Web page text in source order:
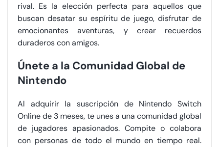
rival. Es la elección perfecta para aquellos que
buscan desatar su espíritu de juego, disfrutar de
emocionantes aventuras, y crear recuerdos
duraderos con amigos.
Únete a la Comunidad Global de
Nintendo
Al adquirir la suscripción de Nintendo Switch
Online de 3 meses, te unes a una comunidad global
de jugadores apasionados. Compite o colabora
con personas de todo el mundo en tiempo real.